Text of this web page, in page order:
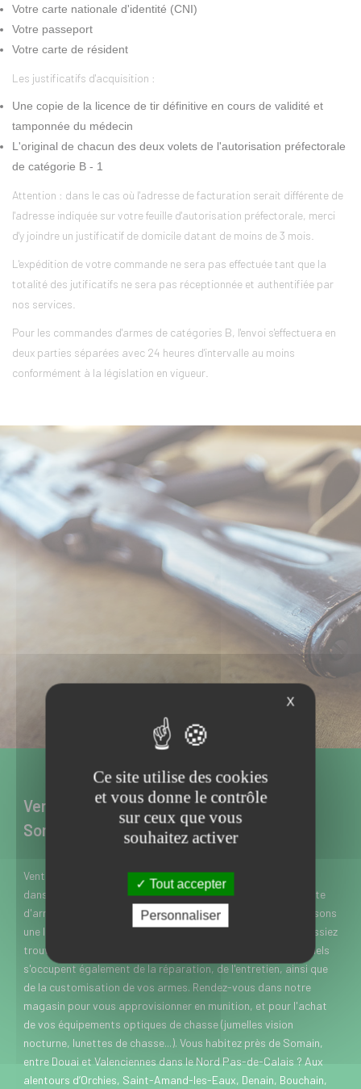
Votre carte nationale d'identité (CNI)
Votre passeport
Votre carte de résident
Les justificatifs d'acquisition :
Une copie de la licence de tir définitive en cours de validité et
tamponnée du médecin
L'original de chacun des deux volets de l'autorisation préfectorale
de catégorie B - 1
Attention : dans le cas où l'adresse de facturation serait différente de
l'adresse indiquée sur votre feuille d'autorisation préfectorale, merci
d'y joindre un justificatif de domicile datant de moins de 3 mois.
L'expédition de votre commande ne sera pas effectuée tant que la
totalité des jutificatifs ne sera pas réceptionnée et authentifiée par
nos services.
Pour les commandes d'armes de catégories B, l'envoi s'effectuera en
deux parties séparées avec 24 heures d'intervalle au moins
conformément à la législation en vigueur.
Vente d’armes neuves et d’occasion à
Somain dans le Nord
Vente d’armes neuves et d’occasion à Somain près de Douai
dans le Nord, l’Armurerie Meresse est spécialisée dans la vente
d'armes de chasse, de loisir et de défense. Nous vous proposons
une large gamme de marques et modèles, pour que vous puissiez
trouver rapidement chaussure à votre pied. Nos professionnels
s'occupent également de la réparation, de l'entretien, ainsi que
de la customisation de vos armes. Rendez-vous dans notre
magasin pour vous approvisionner en munition, et pour l'achat
de vos équipements optiques de chasse (jumelles vision
nocturne, lunettes de chasse...). Vous habitez près de Somain,
entre Douai et Valenciennes dans le Nord Pas-de-Calais ? Aux
alentours d’Orchies, Saint-Amand-les-Eaux, Denain, Bouchain,
X
Ce site utilise des cookies
et vous donne le contrôle
sur ceux que vous
souhaitez activer
Tout accepter
Personnaliser